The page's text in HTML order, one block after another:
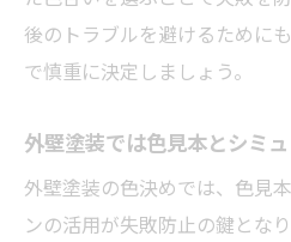
後のトラブルを避けるために
で慎重に決定しましょう。
外壁塗装では色見本とシミ
外壁塗装の色決めでは、色見
ンの活用が失敗防止の鍵とな